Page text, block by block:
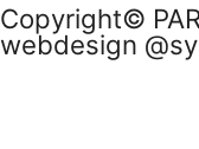
Copyright©
webdesign